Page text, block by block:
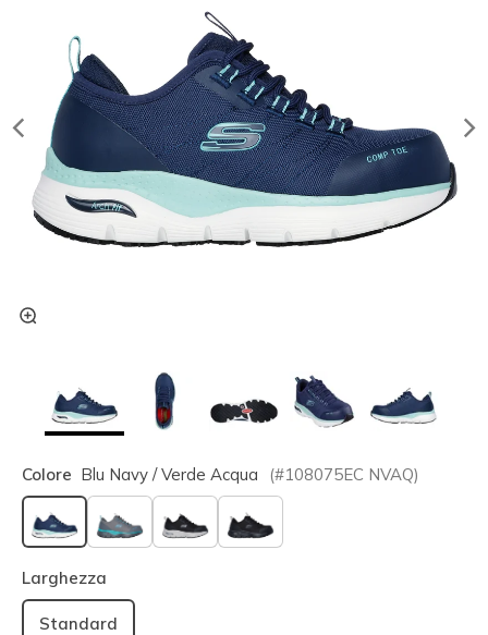
Colore Blu Navy / Verde Acqua (#108075EC NVAQ)
selezionato
Larghezza
Standard